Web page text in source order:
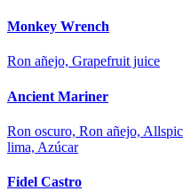
Monkey Wrench
Ron añejo, Grapefruit juice
Ancient Mariner
Ron oscuro, Ron añejo,
lima, Azúcar
Fidel Castro